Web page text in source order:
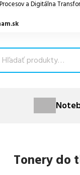
a Digitálna
Tonery do